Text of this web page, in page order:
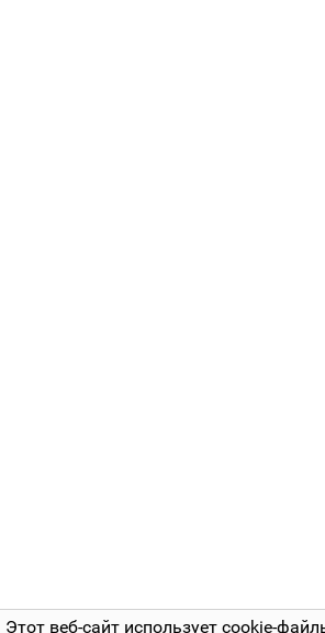
Этот веб-сайт использует cookie-